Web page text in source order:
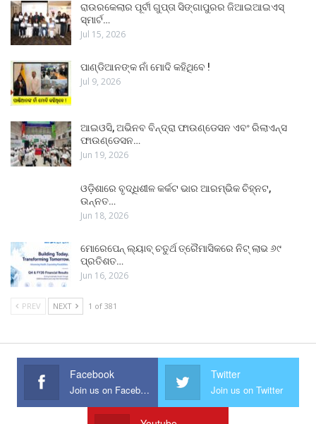
ରାଉରକେଲାର ପୂର୍ବୀ ଗୁପ୍ତା ସିଙ୍ଗାପୁରର ଜିଆଇଆଇଏସ୍
ସ୍ମାର୍ଟ…
Jul 15, 2026
ପାଣ୍ଡିଆନଙ୍କ ନାଁ ମୋଦି କହିଥିବେ !
Jul 9, 2026
ଆଇଓସି, ଅଭିନବ ବିନ୍ଦ୍ରା ଫାଉଣ୍ଡେସନ ଏବଂ ରିଲାଏନ୍ସ
ଫାଉଣ୍ଡେସନ…
Jun 19, 2026
ଓଡ଼ିଶାରେ ବୃଦ୍ଧିଶୀଳ କର୍କଟ ଭାର ଆରମ୍ଭିକ ଚିହ୍ନଟ,
ଉନ୍ନତ…
Jun 18, 2026
ମୋରେପେନ୍ ଲ୍ୟାବ୍ ଚତୁର୍ଥ ତ୍ରୈମାସିକରେ ନିଟ୍ ଲାଭ ୬୯
ପ୍ରତିଶତ…
Jun 16, 2026
PREV NEXT 1 of 381
Facebook
Join us on Facebook
Twitter
Join us on Twitter